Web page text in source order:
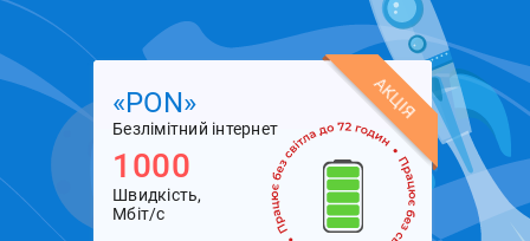
АКЦІЯ
«PON»
Безлімітний інтернет
1000
Швидкість,
Мбіт/с